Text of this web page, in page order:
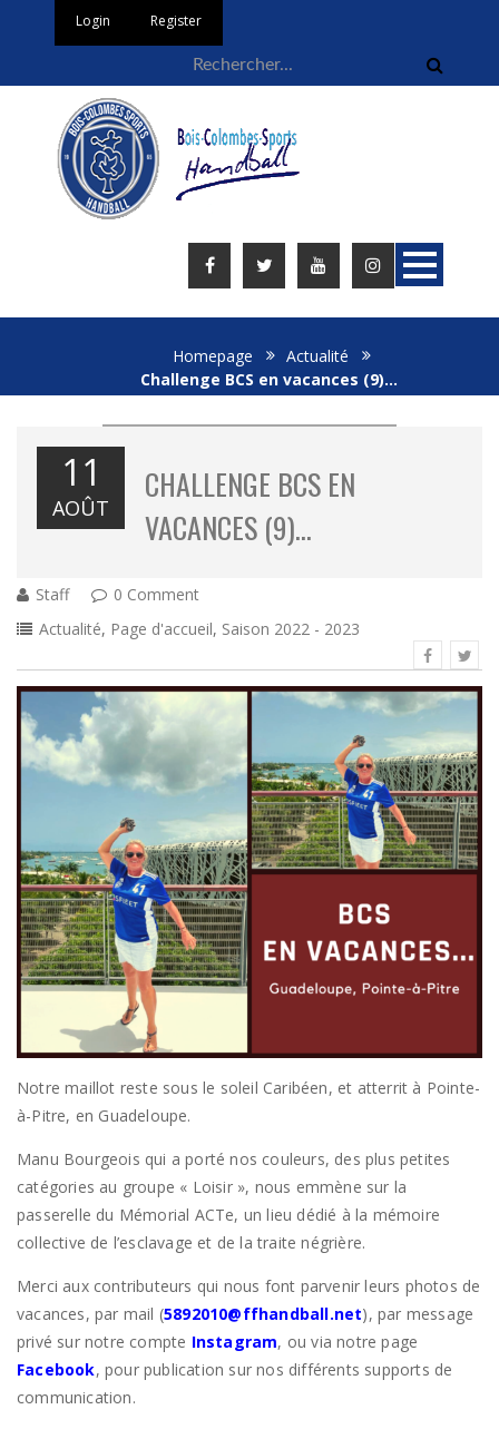
Login Register
Homepage
Actualité
Challenge BCS en vacances (9)…
11
AOÛT
CHALLENGE BCS EN
VACANCES (9)…
Staff
0 Comment
Actualité, Page d'accueil, Saison 2022 - 2023
Notre maillot reste sous le soleil Caribéen, et atterrit à Pointe-
à-Pitre, en Guadeloupe.
Manu Bourgeois qui a porté nos couleurs, des plus petites
catégories au groupe « Loisir », nous emmène sur la
passerelle du Mémorial ACTe, un lieu dédié à la mémoire
collective de l’esclavage et de la traite négrière.
Merci aux contributeurs qui nous font parvenir leurs photos de
vacances, par mail (5892010@ffhandball.net), par message
privé sur notre compte Instagram, ou via notre page
Facebook, pour publication sur nos différents supports de
communication.